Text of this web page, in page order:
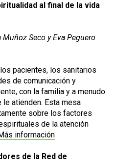
al final de la vida
Muñoz Seco y Eva Peguero
pacientes, los sanitarios
de comunicación y
con la familia y a menudo
atienden. Esta mesa
sobre los factores
de la atención
información
de la Red de